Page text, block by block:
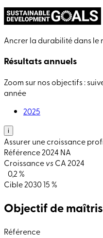
Ancrer la durabilité dans le
Résultats annuels
Zoom sur nos objectifs :
année
2025
i
Assurer une croissance
Référence2024 NA
Croissancevs CA 2024
0,2 %
Cible203015 %
Objectif de
Référence